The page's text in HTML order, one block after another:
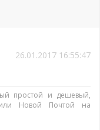
26.01.2017 16:55:47
простой и дешевый,
Новой Почтой на